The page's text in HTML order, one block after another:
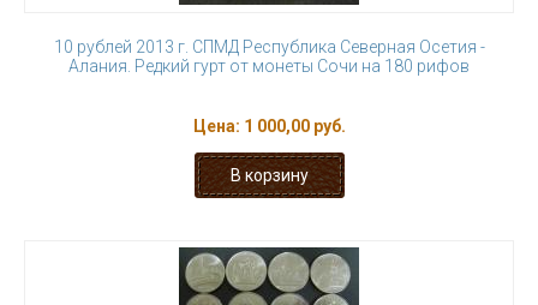
10 рублей 2013 г. СПМД Республика Северная Осетия -
Алания. Редкий гурт от монеты Сочи на 180 рифов
Цена: 1 000,00 руб.